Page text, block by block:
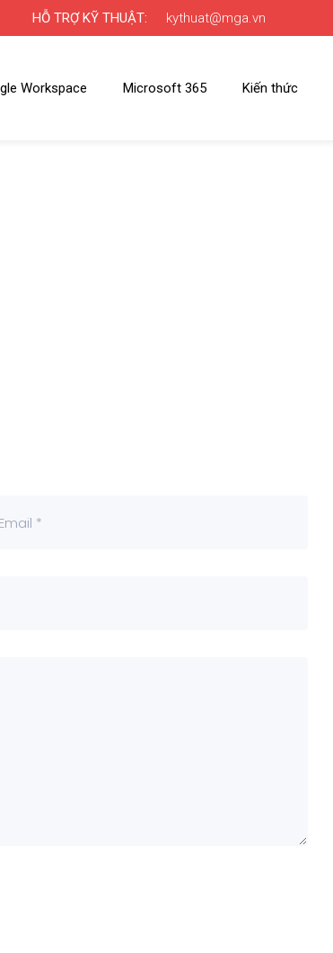
HỖ TRỢ KỸ THUẬT: kythuat@mga.vn
Workspace Microsoft 365 Kiến thức